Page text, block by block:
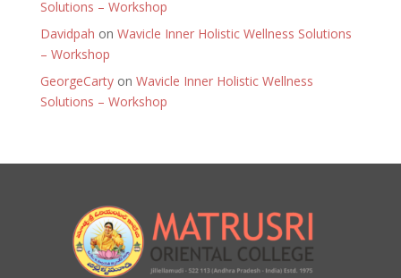
Solutions – Workshop
Davidpah on Wavicle Inner Holistic Wellness Solutions
– Workshop
GeorgeCartyon Wavicle Inner Holistic Wellness
Solutions – Workshop